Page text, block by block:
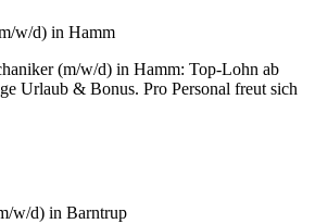
w/d) in Hamm
(m/w/d) in Hamm: Top-Lohn ab
Urlaub & Bonus. Pro Personal freut sich
w/d) in Barntrup